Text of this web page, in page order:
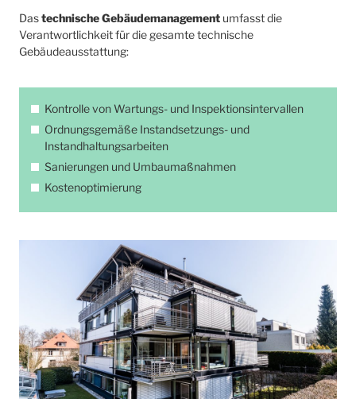
Dastechnische Gebäudemanagement umfasst die
Verantwortlichkeit für die gesamte technische
Gebäudeausstattung:
Kontrolle von Wartungs- und Inspektionsintervallen
Ordnungsgemäße Instandsetzungs- und
Instandhaltungsarbeiten
Sanierungen und Umbaumaßnahmen
Kostenoptimierung